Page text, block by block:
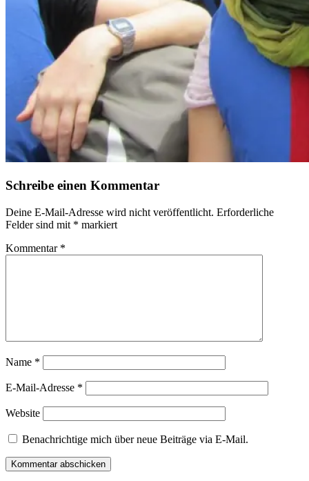
Schreibe einen Kommentar
Deine E-Mail-Adresse wird nicht veröffentlicht. Erforderliche
Felder sind mit * markiert
Kommentar *
Name *
E-Mail-Adresse *
Website
Benachrichtige mich über neue Beiträge via E-Mail.